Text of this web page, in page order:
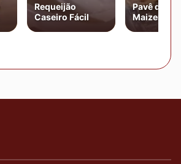
Requeijão
Caseiro Fácil
Pavê de
Maizena